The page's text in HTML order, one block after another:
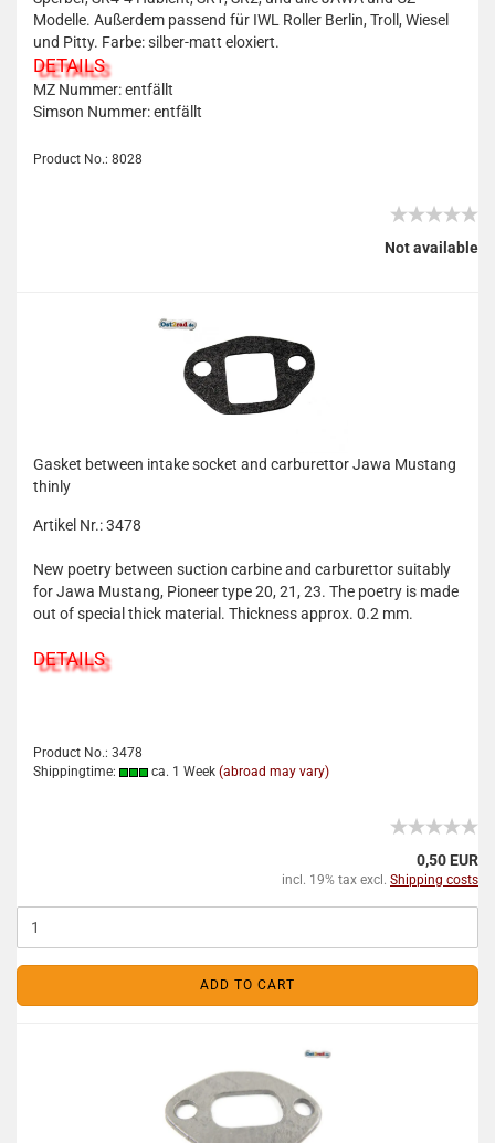
Modelle. Außerdem passend für IWL Roller Berlin, Troll, Wiesel
und Pitty. Farbe: silber-matt eloxiert.
DETAILS
MZ Nummer: entfällt
Simson Nummer: entfällt
Product No.: 8028
Not available
Gasket between intake socket and carburettor Jawa Mustang
thinly
Artikel Nr.: 3478
New poetry between suction carbine and carburettor suitably
for Jawa Mustang, Pioneer type 20, 21, 23. The poetry is made
out of special thick material. Thickness approx. 0.2 mm.
DETAILS
Product No.: 3478
Shippingtime:
ca. 1 Week (abroad may vary)
0,50 EUR
incl. 19% tax excl. Shipping costs
ADD TO CART